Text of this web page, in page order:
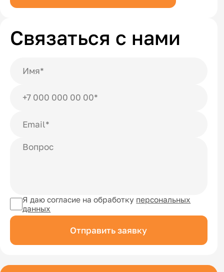
Связаться с нами
Я даю согласие на обработку персональных
данных
Отправить заявку